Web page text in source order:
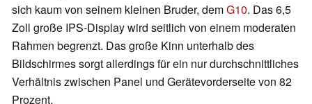
sich kaum von seinem kleinen Bruder, demG10. Das 6,5
Zoll große IPS-Display wird seitlich von einem moderaten
Rahmen begrenzt. Das große Kinn unterhalb des
Bildschirmes sorgt allerdings für ein nur durchschnittliches
Verhältnis zwischen Panel und Gerätevorderseite von 82
Prozent.